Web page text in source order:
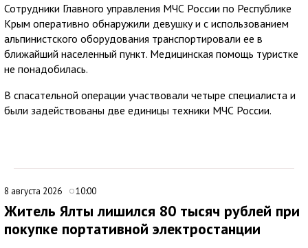
Сотрудники Главного управления МЧС России по Республике
Крым оперативно обнаружили девушку и с использованием
альпинистского оборудования транспортировали ее в
ближайший населенный пункт. Медицинская помощь туристке
не понадобилась.
В спасательной операции участвовали четыре специалиста и
были задействованы две единицы техники МЧС России.
8 августа 2026 10:00
Житель Ялты лишился 80 тысяч рублей при
покупке портативной электростанции